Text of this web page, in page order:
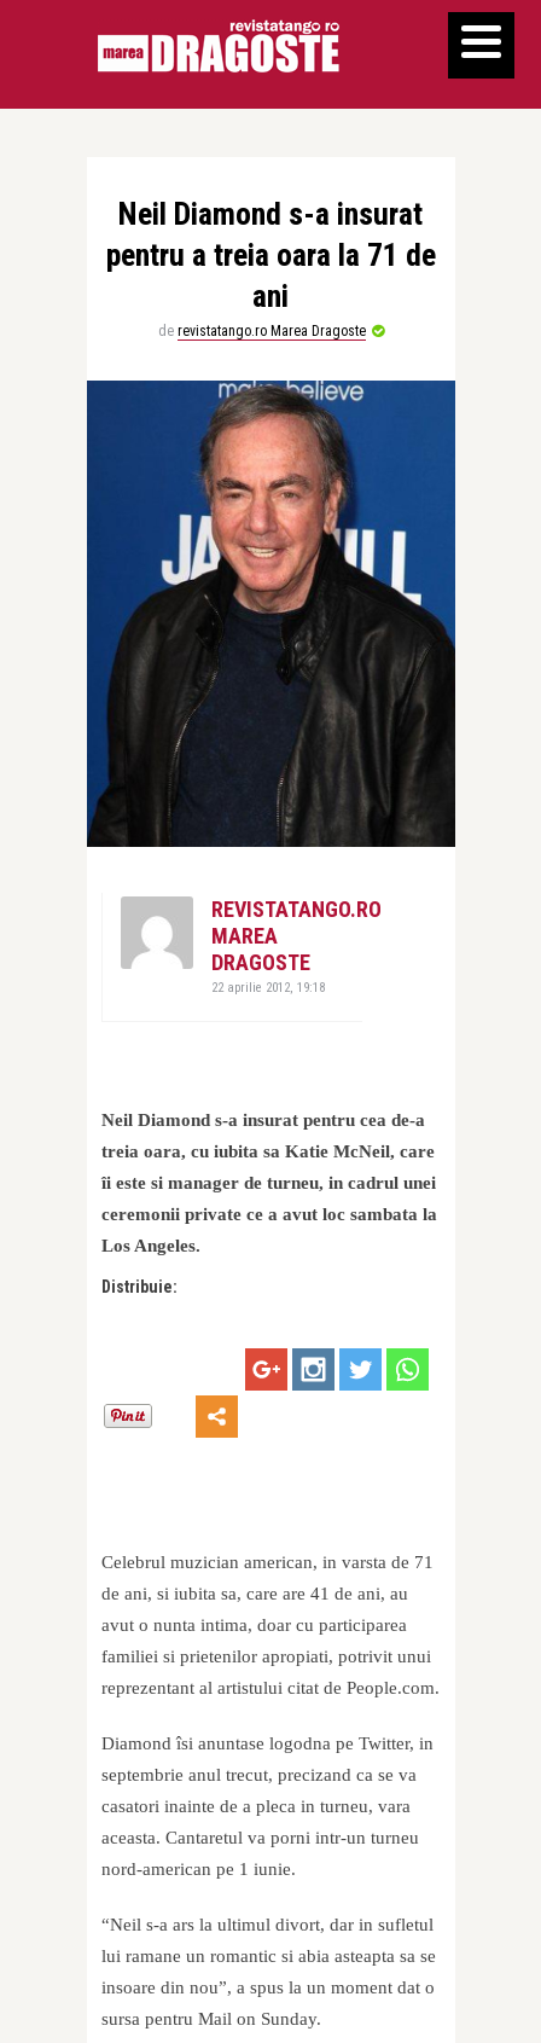
Neil Diamond s-a insurat
pentru a treia oara la 71 de
ani
de revistatango.ro Marea Dragoste
REVISTATANGO.RO
MAREA
DRAGOSTE
22 aprilie 2012, 19:18
Neil Diamond s-a insurat pentru cea de-a
treia oara, cu iubita sa Katie McNeil, care
îi este si manager de turneu, in cadrul unei
ceremonii private ce a avut loc sambata la
Los Angeles.
Distribuie:
Celebrul muzician american, in varsta de 71
de ani, si iubita sa, care are 41 de ani, au
avut o nunta intima, doar cu participarea
familiei si prietenilor apropiati, potrivit unui
reprezentant al artistului citat de People.com.
Diamond îsi anuntase logodna pe Twitter, in
septembrie anul trecut, precizand ca se va
casatori inainte de a pleca in turneu, vara
aceasta. Cantaretul va porni intr-un turneu
nord-american pe 1 iunie.
“Neil s-a ars la ultimul divort, dar in sufletul
lui ramane un romantic si abia asteapta sa se
insoare din nou”, a spus la un moment dat o
sursa pentru Mail on Sunday.